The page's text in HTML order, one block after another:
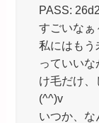
PASS:
すごいな
私にはもう
っていい
け毛だけ
(^^)v
いつか、な